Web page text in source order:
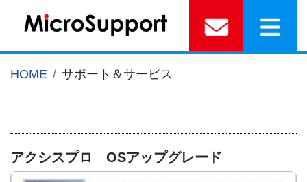
HOME サポート＆サービス
アクシスプロ OSアップグレード